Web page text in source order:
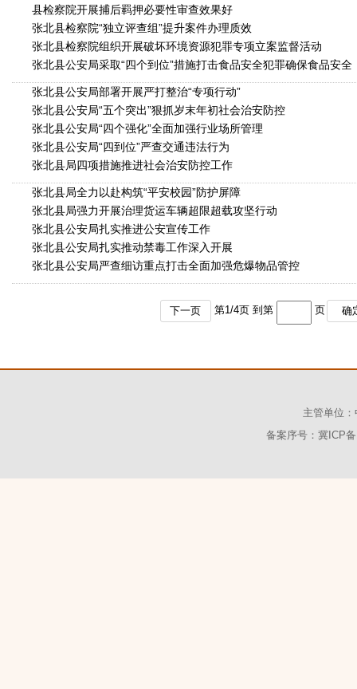
县检察院开展捕后羁押必要性审查效果好
张北县检察院“独立评查组”提升案件办理质效
张北县检察院组织开展破坏环境资源犯罪专项立案监督活动
张北县公安局采取“四个到位”措施打击食品安全犯罪确保食品安全
张北县公安局部署开展严打整治“专项行动”
张北县公安局“五个突出”狠抓岁末年初社会治安防控
张北县公安局“四个强化”全面加强行业场所管理
张北县公安局“四到位”严查交通违法行为
张北县局四项措施推进社会治安防控工作
张北县局全力以赴构筑“平安校园”防护屏障
张北县局强力开展治理货运车辆超限超载攻坚行动
张北县公安局扎实推进公安宣传工作
张北县公安局扎实推动禁毒工作深入开展
张北县公安局严查细访重点打击全面加强危爆物品管控
下一页 第1/4页 到第 页 确
主管单位
备案序号：冀ICP